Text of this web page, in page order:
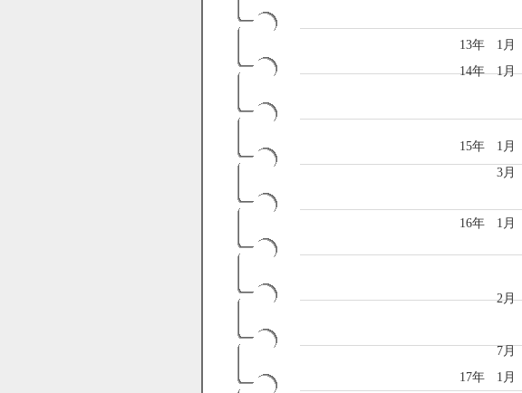
13年
1月
14年
1月
15年
1月
3月
16年
1月
2月
7月
17年
1月